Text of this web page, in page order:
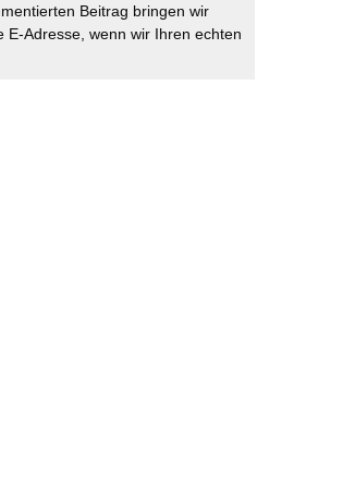
Beitrag bringen wir
Adresse, wenn wir Ihren echten